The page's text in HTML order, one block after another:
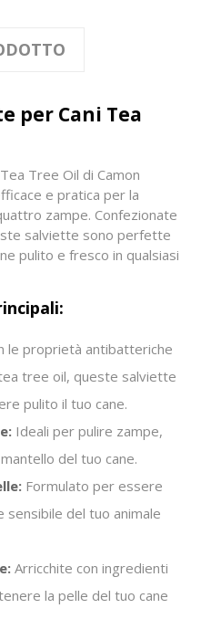
per Cani Tea
Tree Oil di Camon
e pratica per la
zampe. Confezionate
salviette sono perfette
pulito e fresco in qualsiasi
le proprietà antibatteriche
tree oil, queste salviette
pulito il tuo cane.
Ideali per pulire zampe,
del tuo cane.
Formulato per essere
sensibile del tuo animale
Arricchite con ingredienti
la pelle del tuo cane